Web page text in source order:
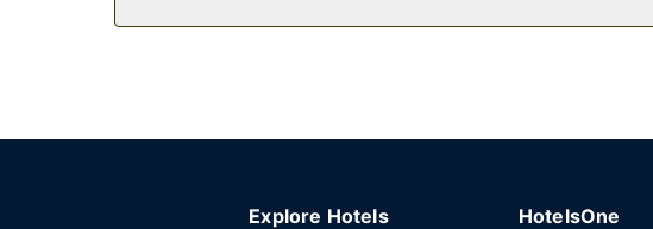
Explore Hotels HotelsOne